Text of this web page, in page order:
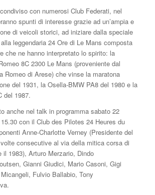
con numerosi Club Federati, nel
spunti di interesse grazie ad un’ampia e
di veicoli storici, ad iniziare dalla speciale
leggendaria 24 Ore di Le Mans composta
che ne hanno interpretato lo spirito: la
8C 2300 Le Mans (proveniente dal
Romeo di Arese) che vinse la maratona
del 1931, la Osella-BMW PA8 del 1980 e la
del 1987.
anche nel talk in programma sabato 22
con il Club des Pilotes 24 Heures du
Anne-Charlotte Verney (Presidente del
consecutive al via della mitica corsa di
il 1983), Arturo Merzario, Dindo
Gianni Giudici, Mario Casoni, Gigi
Fulvio Ballabio, Tony